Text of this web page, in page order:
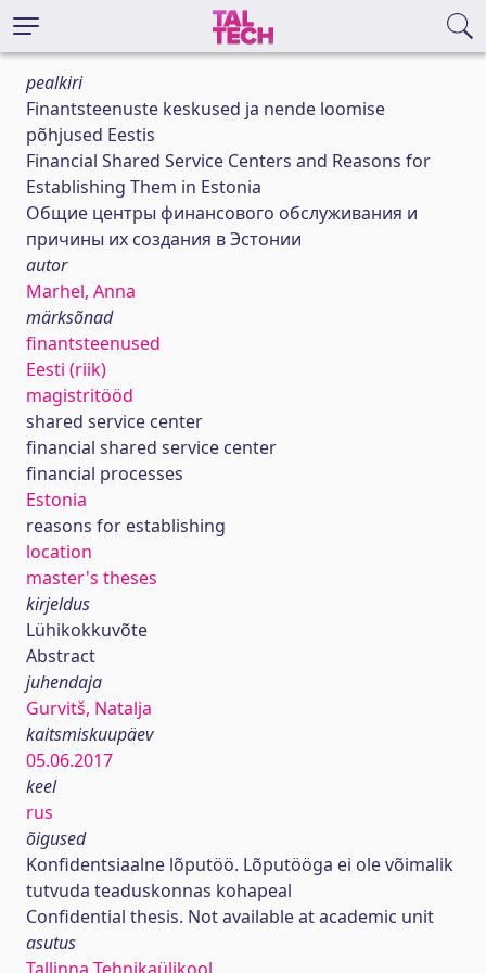
pealkiri
Finantsteenuste keskused ja nende loomise
põhjused Eestis
Financial Shared Service Centers and Reasons for
Establishing Them in Estonia
Общие центры финансового обслуживания и
причины их создания в Эстонии
autor
Marhel, Anna
märksõnad
finantsteenused
Eesti (riik)
magistritööd
shared service center
financial shared service center
financial processes
Estonia
reasons for establishing
location
master's theses
kirjeldus
Lühikokkuvõte
Abstract
juhendaja
Gurvitš, Natalja
kaitsmiskuupäev
05.06.2017
keel
rus
õigused
Konfidentsiaalne lõputöö. Lõputööga ei ole võimalik
tutvuda teaduskonnas kohapeal
Confidential thesis. Not available at academic unit
asutus